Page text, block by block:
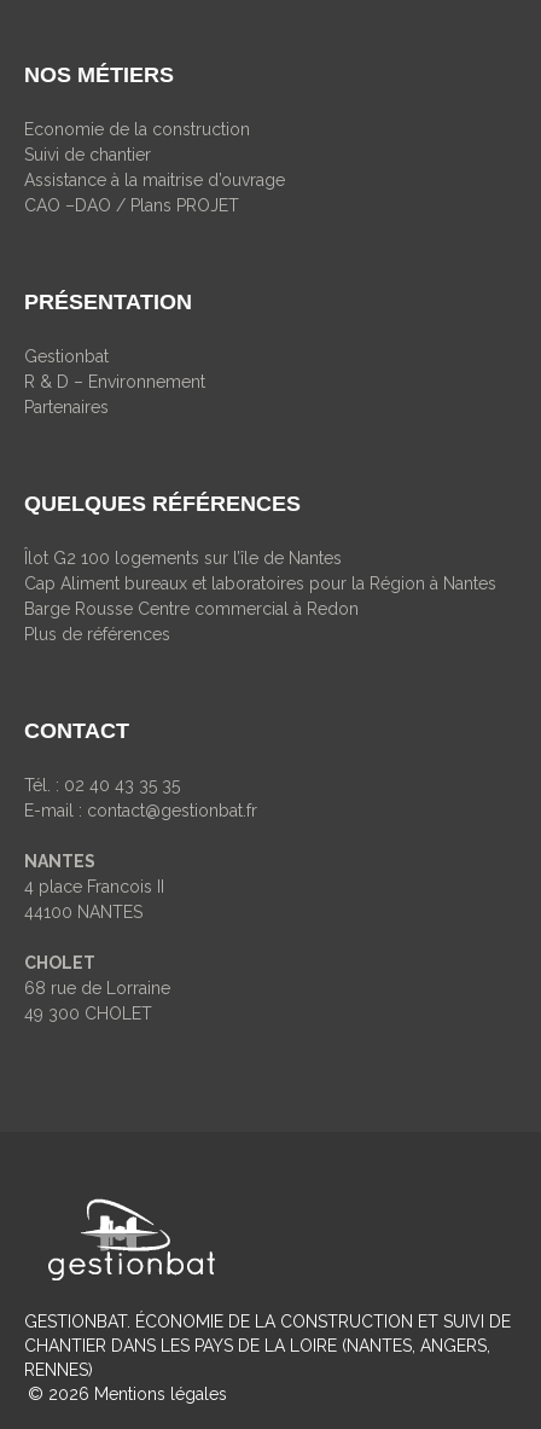
NOS MÉTIERS
Economie de la construction
Suivi de chantier
Assistance à la maitrise d’ouvrage
CAO –DAO / Plans PROJET
PRÉSENTATION
Gestionbat
R & D – Environnement
Partenaires
QUELQUES RÉFÉRENCES
Îlot G2 100 logements sur l’île de Nantes
Cap Aliment bureaux et laboratoires pour la Région à Nantes
Barge Rousse Centre commercial à Redon
Plus de références
CONTACT
Tél. : 02 40 43 35 35
E-mail : contact@gestionbat.fr
NANTES
4 place Francois II
44100 NANTES
CHOLET
68 rue de Lorraine
49 300 CHOLET
GESTIONBAT. ÉCONOMIE DE LA CONSTRUCTION ET SUIVI DE
CHANTIER DANS LES PAYS DE LA LOIRE (NANTES, ANGERS,
RENNES)
© 2026 Mentions légales